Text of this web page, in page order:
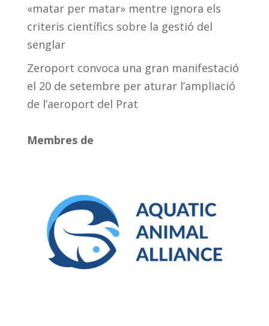
«matar per matar» mentre ignora els
criteris científics sobre la gestió del
senglar
Zeroport convoca una gran manifestació
el 20 de setembre per aturar l’ampliació
de l’aeroport del Prat
Membres de